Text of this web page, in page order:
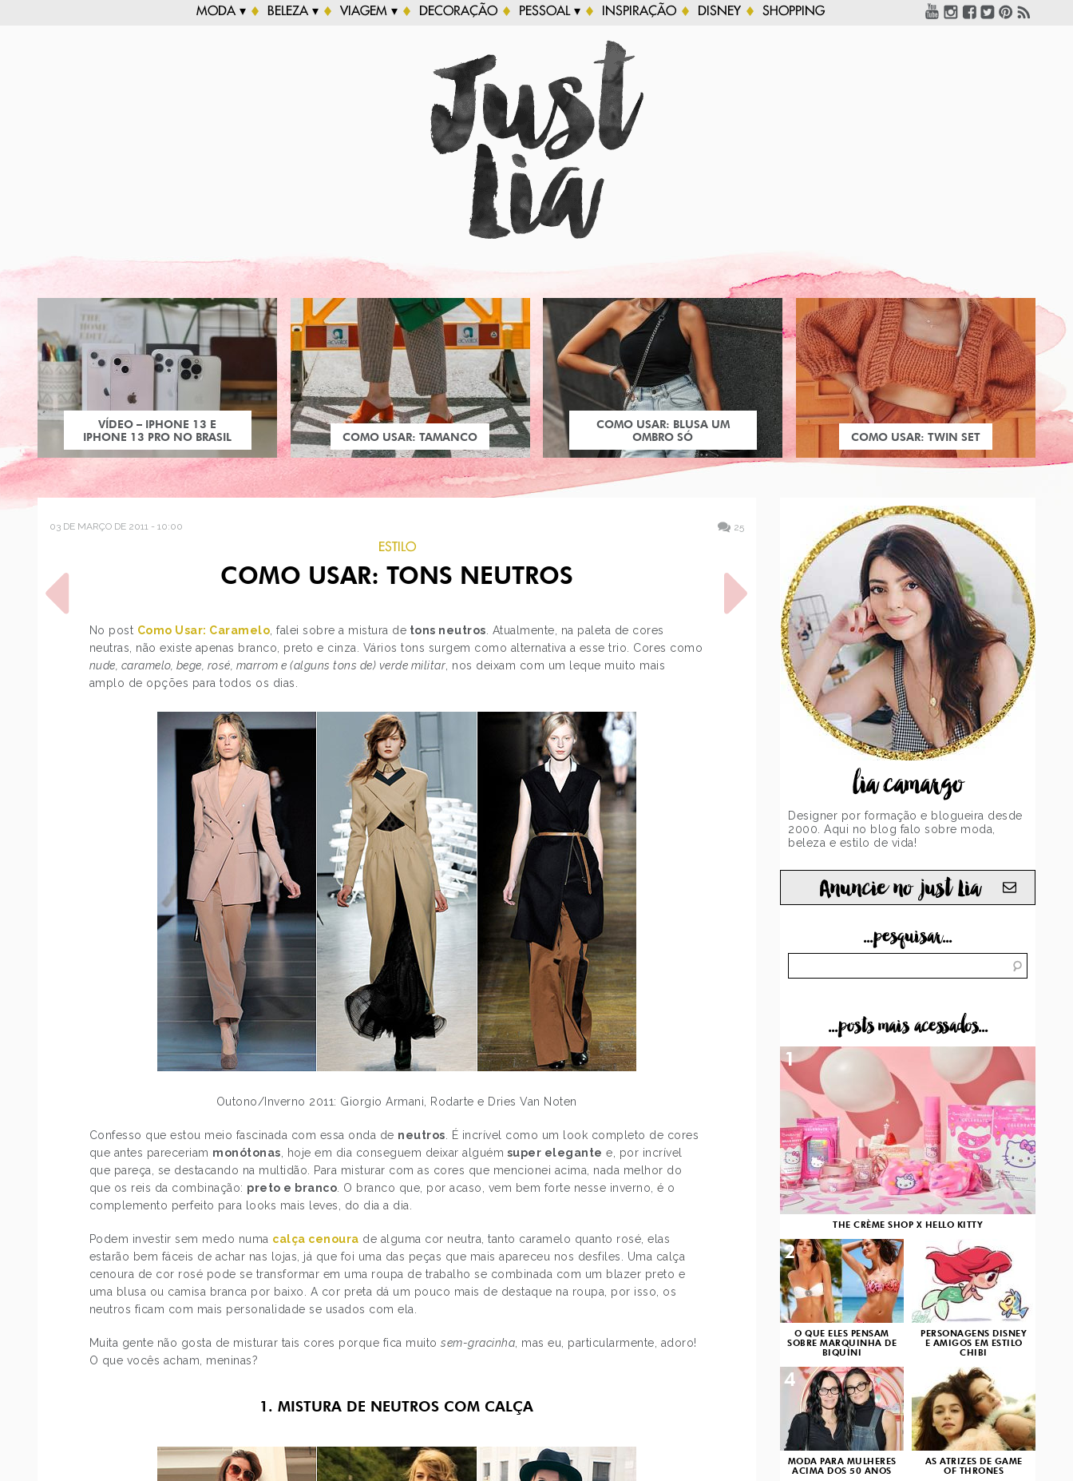
MODA ▾ BELEZA ▾ VIAGEM ▾ DECORAÇÃO PESSOAL ▾ INSPIRAÇÃO DISNEY SHOPPING
VÍDEO – IPHONE 13 E
IPHONE 13 PRO NO BRASIL
COMO USAR: TAMANCO
COMO USAR: BLUSA UM
OMBRO SÓ
COMO USAR: TWIN SET
03 DE MARÇO DE 2011 - 10:00 25
ESTILO
COMO USAR: TONS NEUTROS
No post Como Usar: Caramelo , falei sobre a mistura de tons neutros . Atualmente, na paleta de cores
neutras, não existe apenas branco, preto e cinza. Vários tons surgem como alternativa a esse trio. Cores como
nude, caramelo, bege, rosé, marrom e (alguns tons de) verde militar , nos deixam com um leque muito mais
amplo de opções para todos os dias.
Outono/Inverno 2011: Giorgio Armani, Rodarte e Dries Van Noten
Confesso que estou meio fascinada com essa onda de neutros . É incrível como um look completo de cores
que antes pareceriam monótonas , hoje em dia conseguem deixar alguém super elegante e, por incrível
que pareça, se destacando na multidão. Para misturar com as cores que mencionei acima, nada melhor do
que os reis da combinação: preto e branco . O branco que, por acaso, vem bem forte nesse inverno, é o
complemento perfeito para looks mais leves, do dia a dia.
Podem investir sem medo numa calça cenoura de alguma cor neutra, tanto caramelo quanto rosé, elas
estarão bem fáceis de achar nas lojas, já que foi uma das peças que mais apareceu nos desfiles. Uma calça
cenoura de cor rosé pode se transformar em uma roupa de trabalho se combinada com um blazer preto e
uma blusa ou camisa branca por baixo. A cor preta dá um pouco mais de destaque na roupa, por isso, os
neutros ficam com mais personalidade se usados com ela.
Muita gente não gosta de misturar tais cores porque fica muitosem-gracinha , mas eu, particularmente, adoro!
O que vocês acham, meninas?
1. MISTURA DE NEUTROS COM CALÇA
POST ANTERIOR
DESEJO DO DIA: FIM DAS
lia camargo
Designer por formação e blogueira desde
2000. Aqui no blog falo sobre moda,
beleza e estilo de vida!
Anuncie no just Lia
...pesquisar...
...posts mais acessados...
THE CRÈME SHOP X HELLO KITTY
1
O QUE ELES PENSAM
SOBRE MARQUINHA DE
BIQUÍNI
2
PERSONAGENS DISNEY
E AMIGOS EM ESTILO
CHIBI
3
MODA PARA MULHERES
ACIMA DOS 50 ANOS
4
AS ATRIZES DE GAME
OF THRONES